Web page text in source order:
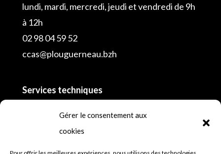
Gérer le consentement aux
cookies
lundi, mardi, mercredi, jeudi et vendredi de 9h
à 12h
02 98 04 59 52
ccas@plouguerneau.bzh
Services techniques